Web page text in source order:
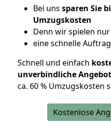
Bei uns sparen Sie
Umzugskosten
Denn wir spielen
eine schnelle
Schnell und einfach
unverbindliche
ca. 60 % Umzugskosten
Kostenlose